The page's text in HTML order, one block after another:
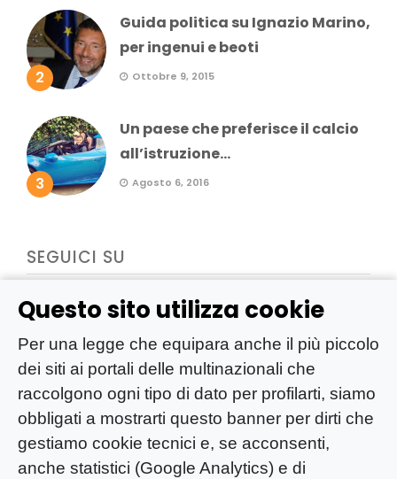
Questo sito utilizza cookie
Per una legge che equipara anche il più piccolo
dei siti ai portali delle multinazionali che
raccolgono ogni tipo di dato per profilarti, siamo
obbligati a mostrarti questo banner per dirti che
gestiamo cookie tecnici e, se acconsenti,
anche statistici (Google Analytics) e di
2
Guida politica su Ignazio Marino,
per ingenui e beoti
Ottobre 9, 2015
3
Un paese che preferisce il calcio
all’istruzione...
Agosto 6, 2016
SEGUICI SU